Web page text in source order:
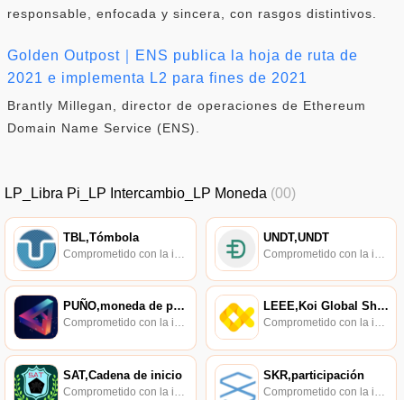
responsable, enfocada y sincera, con rasgos distintivos.
Golden Outpost｜ENS publica la hoja de ruta de
2021 e implementa L2 para fines de 2021
Brantly Millegan, director de operaciones de Ethereum
Domain Name Service (ENS).
LP_Libra Pi_LP Intercambio_LP Moneda (00)
TBL,Tómbola UNDT,UNDT
PUÑO,moneda de puño,FISTCOIN
Comprometido con la investigación de políticas en los campos de las nuevas finanzas, las finanzas internacionales y los mercados financieros.
LEEE,Koi Global Shopping,LeeeMall
Comprometido con la investigación de políticas en los campos de las nuevas finanzas, las finanzas internacionales y los mercados financieros.
SAT,Cadena de inicio
Comprometido con la investigación de políticas en los campos de las nuevas finanzas, las finanzas internacionales y los mercados financieros.
SKR,participación
Comprometido con la investigación de políticas en los campos de las nuevas finanzas, las finanzas internacionales y los mercados financieros.